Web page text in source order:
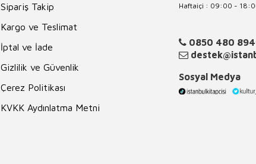
Sipariş Takip
Kargo ve Teslimat
İptal ve İade
Gizlilik ve Güvenlik
Çerez Politikası
KVKK Aydınlatma Metni
Haftaiçi : 09:00 -
0850 480
Sosyal Medya